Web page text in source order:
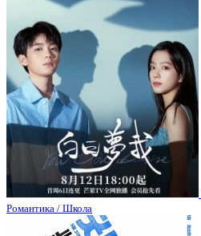
Романтика / Школа